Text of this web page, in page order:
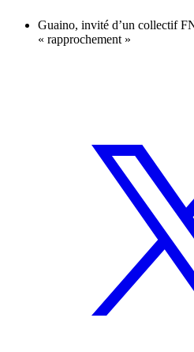
Guaino, invité d’un collectif
« rapprochement »